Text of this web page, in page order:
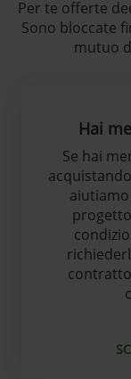
Per te offerte
Sono bloccate
mutuo
Hai
Se hai